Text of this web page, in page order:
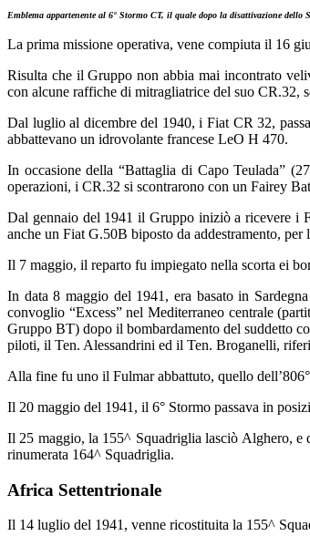
Emblema appartenente al 6° Stormo CT, il quale dopo la disattivazione
La prima missione operativa, vene compiuta il 16
Risulta che il Gruppo non abbia mai incontrato
con alcune raffiche di mitragliatrice del suo CR.32,
Dal luglio al dicembre del 1940, i Fiat CR 32,
abbattevano un idrovolante francese LeO H 470.
In occasione della “Battaglia di Capo Teulada”
operazioni, i CR.32 si scontrarono con un Fairey
Dal gennaio del 1941 il Gruppo iniziò a ricevere i
anche un Fiat G.50B biposto da addestramento,
Il 7 maggio, il reparto fu impiegato nella scorta ei
In data 8 maggio del 1941, era basato in
convoglio “Excess” nel Mediterraneo centrale
Gruppo BT) dopo il bombardamento del suddetto
piloti, il Ten. Alessandrini ed il Ten. Broganelli,
Alla fine fu uno il Fulmar abbattuto, quello
Il 20 maggio del 1941, il 6° Stormo passava in
Il 25 maggio, la 155^ Squadriglia lasciò Alghero, e
rinumerata 164^ Squadriglia.
Africa Settentrionale
Il 14 luglio del 1941, venne ricostituita la 155^